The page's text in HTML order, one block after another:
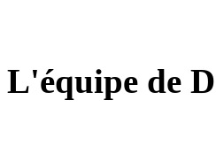
L'équipe de